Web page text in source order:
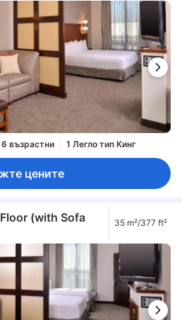
възрастни 1 Легло тип Кинг
цените
(with Sofa
35 m²/377 ft²